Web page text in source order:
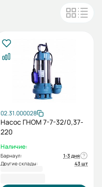
02.31.000028
Насос ГНОМ 7-7-32/0,37-
220
Наличие:
Барнаул:
1-3 дня
Другие склады:
43 шт